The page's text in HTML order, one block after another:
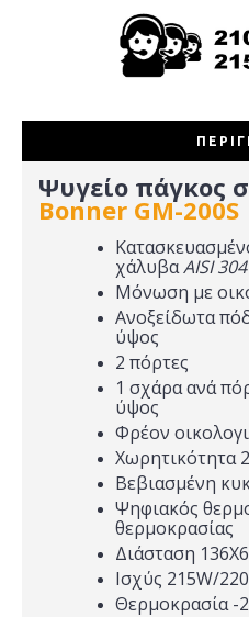
Ψυγείο πάγκος
Bonner GM-200S
χάλυβαAISI 304
Μόνωση με
Ανοξείδωτα
ύψος
2 πόρτες
1 σχάρα ανά
ύψος
Φρέον
Χωρητικότητα
Βεβιασμένη
Ψηφιακός
θερμοκρασίας
Διάσταση
Ισχύς 215W/
Θερμοκρασία -